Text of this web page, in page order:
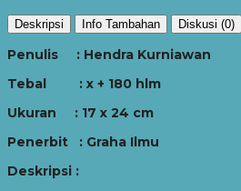
Deskripsi Info Tambahan Diskusi (0)
Penulis : Hendra Kurniawan
Tebal : x + 180 hlm
Ukuran : 17 x 24 cm
Penerbit : Graha Ilmu
Deskripsi :